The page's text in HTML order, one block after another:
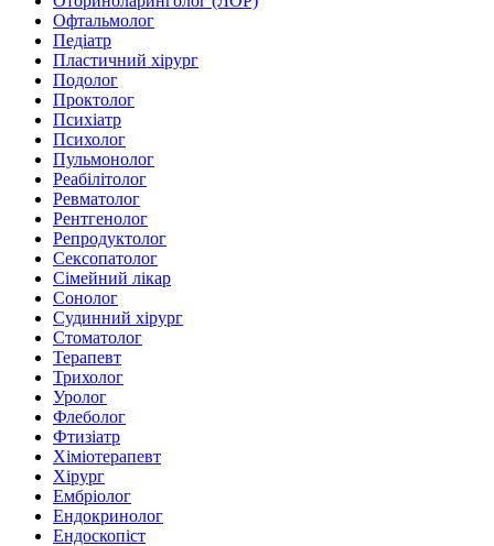
Офтальмолог
Педіатр
Пластичний хірург
Подолог
Проктолог
Психіатр
Психолог
Пульмонолог
Реабілітолог
Ревматолог
Рентгенолог
Репродуктолог
Сексопатолог
Сімейний лікар
Сонолог
Судинний хірург
Стоматолог
Терапевт
Трихолог
Уролог
Флеболог
Фтизіатр
Хіміотерапевт
Хірург
Ембріолог
Ендокринолог
Ендоскопіст